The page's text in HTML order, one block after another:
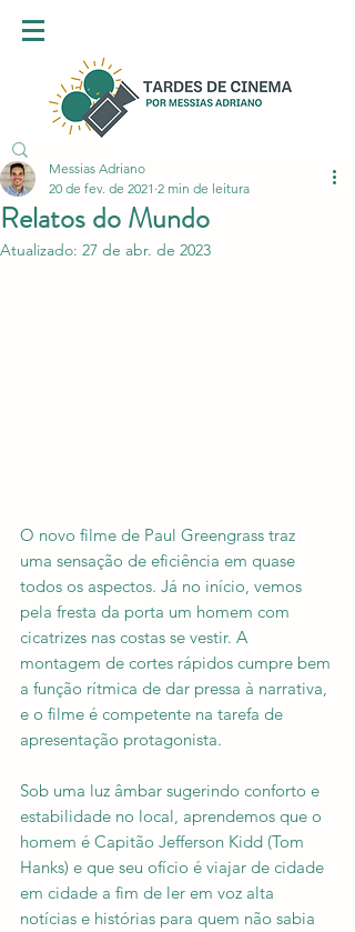
Relatos do Mundo
Messias Adriano
20 de fev. de 2021 2 min de leitura
Atualizado: 27 de abr. de 2023
O novo filme de Paul Greengrass traz
uma sensação de eficiência em quase
todos os aspectos. Já no início, vemos
pela fresta da porta um homem com
cicatrizes nas costas se vestir. A
montagem de cortes rápidos cumpre bem
a função rítmica de dar pressa à narrativa,
e o filme é competente na tarefa de
apresentação protagonista.
Sob uma luz âmbar sugerindo conforto e
estabilidade no local, aprendemos que o
homem é Capitão Jefferson Kidd (Tom
Hanks) e que seu ofício é viajar de cidade
em cidade a fim de ler em voz alta
notícias e histórias para quem não sabia